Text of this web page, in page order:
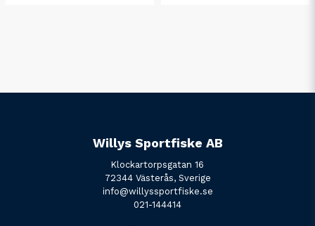
Willys Sportfiske AB
Klockartorpsgatan 16
72344 Västerås, Sverige
info@willyssportfiske.se
021-144414